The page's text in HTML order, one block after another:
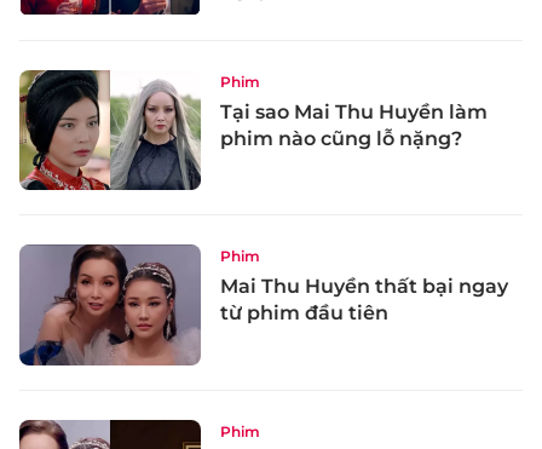
Phim
Tại sao Mai Thu Huyền làm
phim nào cũng lỗ nặng?
Phim
Mai Thu Huyền thất bại ngay
từ phim đầu tiên
Phim